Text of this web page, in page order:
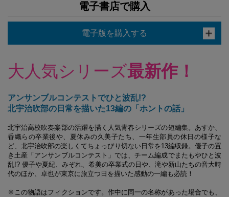
電子書店で購入
電子版を購入する
大人気シリーズ最新作！
アンサンブルコンテストでひと波乱!?
北宇治吹部の日常を描いた13編の「ホントの話」
北宇治高校吹奏楽部の活躍を描く人気青春シリーズの短編集。あすか、
香織らの卒業後や、夏休みの久美子たち、一年生部員の休日の様子な
ど、北宇治吹部の楽しくてちょっぴり切ない日常を13編収録。優子の置
き土産「アンサンブルコンテスト」では、チーム編成でまたもやひと波
乱!? 優子や夏紀、みぞれ、希美の卒業式の日や、滝や新山たちの音大時
代のほか、卓也が東京に旅立つ日を描いた感動の一編も必読！
※この物語はフィクションです。作中に同一の名称があった場合でも、